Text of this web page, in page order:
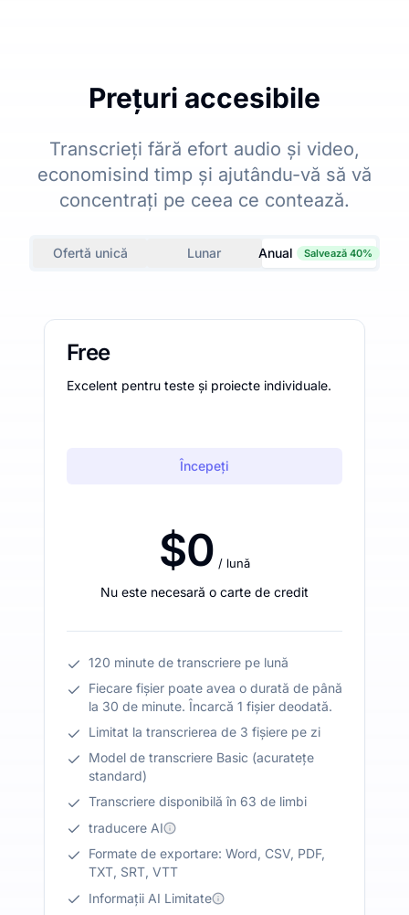
Prețuri accesibile
Transcrieți fără efort audio și video,
economisind timp și ajutându-vă să vă
concentrați pe ceea ce contează.
Ofertă unică Lunar Anual Salvează 40%
Free
Excelent pentru teste și proiecte individuale.
Începeți
$0 / lună
Nu este necesară o carte de credit
120 minute de transcriere pe lună
Fiecare fișier poate avea o durată de până
la 30 de minute. Încarcă 1 fișier deodată.
Limitat la transcrierea de 3 fișiere pe zi
Model de transcriere Basic (acuratețe
standard)
Transcriere disponibilă în 63 de limbi
traducere AI
Formate de exportare: Word, CSV, PDF,
TXT, SRT, VTT
Informații AI Limitate